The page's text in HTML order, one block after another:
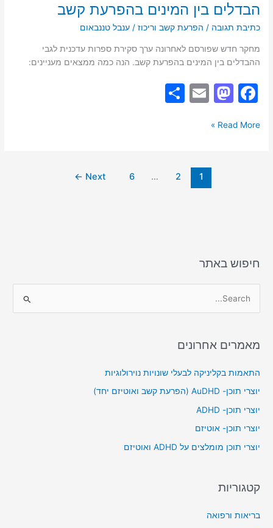
הבדלים בין המינים בהפרעת קשב
כתיבת תגובה / הפרעת קשב וריכוז /ענבל טננבאום
מחקר חדש שפורסם לאחרונה ערך סקירת ספרות עדכנית לגבי
ההבדלים בין המינים בהפרעת קשב. הנה כמה ממצאים מעניינים:
F
c
M
st
d
o
E
Read More »
1
2
…
6
Next
←
חיפוש באתר
r
o
r
:
מאמרים אחרונים
התאמות בקליניקה לבעלי שונויות נוירולוגיות
יוצרי תוכן- AuDHD (הפרעת קשב ואוטיזם יחד)
יוצרי תוכן- ADHD
יוצרי תוכן- אוטיזם
יוצרי תוכן מומלצים על ADHD ואוטיזם
קטגוריות
בריאות ורפואה